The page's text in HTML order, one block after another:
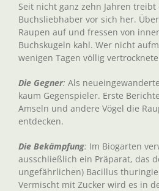
Seit nicht ganz zehn Jahren
Buchsliebhaber vor sich her.
Raupen auf und fressen von
Buchskugeln kahl. Wer nicht
wenigen Tagen völlig
Die Gegner: Als
kaum Gegenspieler. Erste
Amseln und andere Vögel die
entdecken.
Die Bekämpfung: Im Biogarten
ausschließlich ein Präparat, das
ungefährlichen) Bacillus
Vermischt mit Zucker wird es in